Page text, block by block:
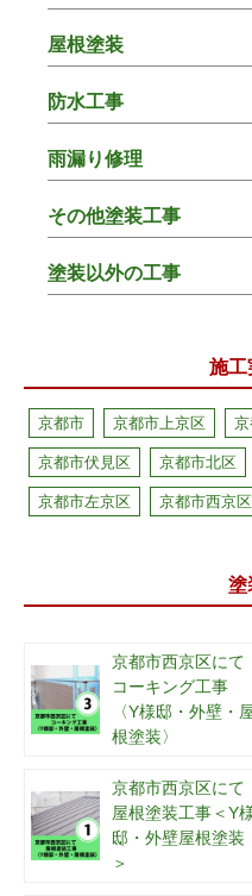
屋根塗装
防水工事
雨漏り修理
その他塗装工事
塗装以外の工事
施工
京都市 京都市上京区
京都市伏見区 京都市北区
京都市左京区 京都市西京区
塗
京都市西京区にて
コーキング工事
〈Y様邸・外壁・
根塗装〉
京都市西京区にて
屋根塗装工事＜Y
邸・外壁屋根塗装
＞